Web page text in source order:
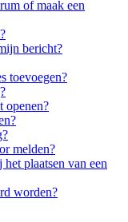
of maak een
bericht?
toevoegen?
openen?
melden?
plaatsen van een
worden?